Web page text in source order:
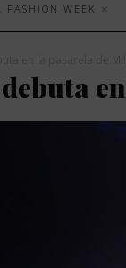
FASHION WEEK